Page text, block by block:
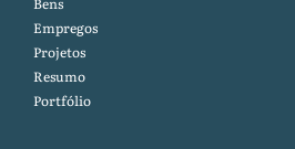
Empregos
Projetos
Resumo
Portfólio